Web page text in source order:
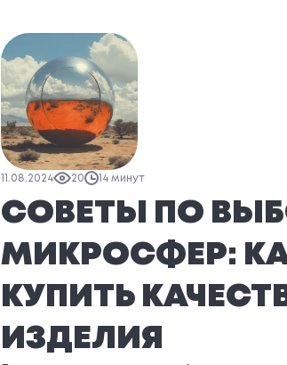
11.08.2024 20 14 минут
СОВЕТЫ ПО
МИКРОСФЕР:
КУПИТЬ
ИЗДЕЛИЯ